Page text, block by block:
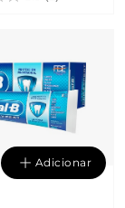
Adicionar